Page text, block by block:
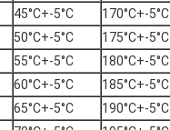
45°C+-5°C 170°C+-5°C
50°C+-5°C 175°C+-5°C
55°C+-5°C 180°C+-5°C
60°C+-5°C 185°C+-5°C
65°C+-5°C 190°C+-5°C